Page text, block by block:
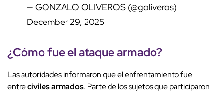
— GONZALO OLIVEROS (@goliveros)
December 29, 2025
¿Cómo fue elataquearmado?
Las autoridades informaron que el enfrentamiento fue
entreciviles armados. Parte de los sujetos que participaron